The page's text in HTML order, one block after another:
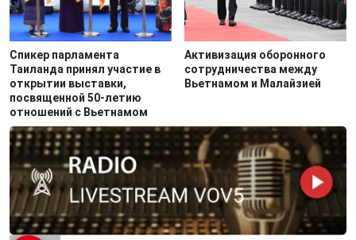
Спикер парламента
Таиланда принял участие в
открытии выставки,
посвященной 50-летию
отношений с Вьетнамом
Активизация оборонного
сотрудничества между
Вьетнамом и Малайзией